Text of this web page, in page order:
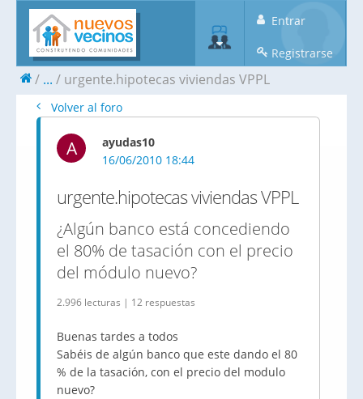
Entrar
Registrarse
... urgente.hipotecas viviendas VPPL
Volver al foro
A
ayudas10
16/06/2010 18:44
urgente.hipotecas viviendas VPPL
¿Algún banco está concediendo
el 80% de tasación con el precio
del módulo nuevo?
2.996 lecturas | 12 respuestas
Buenas tardes a todos
Sabéis de algún banco que este dando el 80
% de la tasación, con el precio del modulo
nuevo?